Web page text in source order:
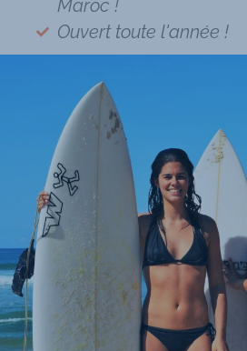
Maroc !
Ouvert toute l'année !